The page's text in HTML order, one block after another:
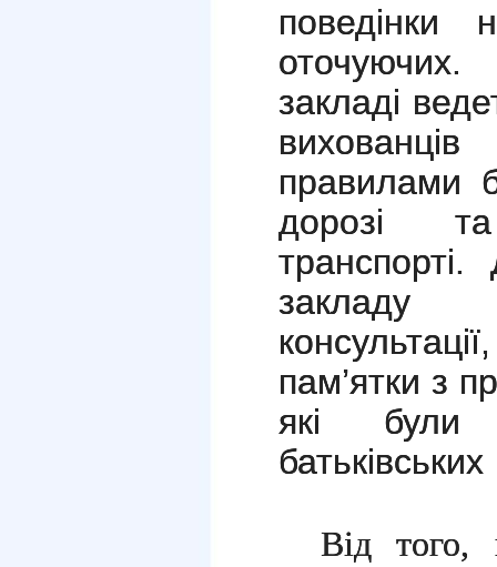
поведінки
закладі
правилами
дорозі
закладу
пам’ятки з
які
Від того,